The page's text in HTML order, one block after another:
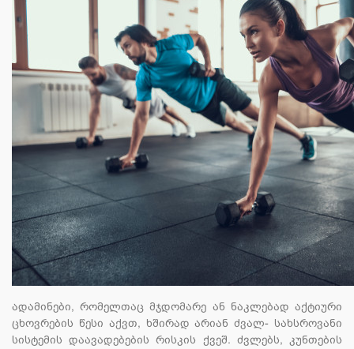
ადამინები, რომელთაც მჯდომარე ან ნაკლებად აქტიური
ცხოვრების წესი აქვთ, ხშირად არიან ძვალ- სახსროვანი
სისტემის დაავადებების რისკის ქვეშ. ძვლებს, კუნთების